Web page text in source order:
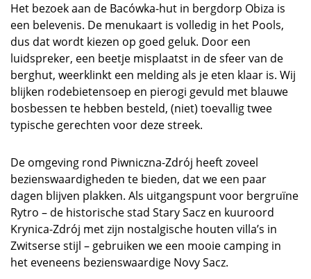
Het bezoek aan de Bacówka-hut in bergdorp Obiza is
een belevenis. De menukaart is volledig in het Pools,
dus dat wordt kiezen op goed geluk. Door een
luidspreker, een beetje misplaatst in de sfeer van de
berghut, weerklinkt een melding als je eten klaar is. Wij
blijken rodebietensoep en pierogi gevuld met blauwe
bosbessen te hebben besteld, (niet) toevallig twee
typische gerechten voor deze streek.
De omgeving rond Piwniczna-Zdrój heeft zoveel
bezienswaardigheden te bieden, dat we een paar
dagen blijven plakken. Als uitgangspunt voor bergruïne
Rytro – de historische stad Stary Sacz en kuuroord
Krynica-Zdrój met zijn nostalgische houten villa’s in
Zwitserse stijl – gebruiken we een mooie camping in
het eveneens bezienswaardige Novy Sacz.